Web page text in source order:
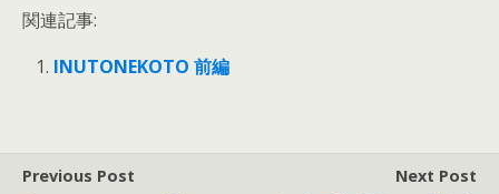
関連記事:
INUTONEKOTO 前編
Previous Post
Next Post